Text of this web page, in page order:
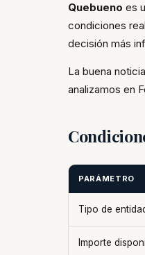
Quebueno es
condiciones
decisión más
La buena
analizamos en
PARÁMETRO
Tipo de
Importe